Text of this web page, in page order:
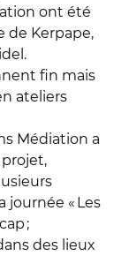
ont été
de Kerpape,
fin mais
ateliers
Médiation a
« Les
;
des lieux